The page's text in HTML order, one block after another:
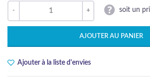
soit un
AJOUTER AU PANIER
Ajouter à la liste d'envies